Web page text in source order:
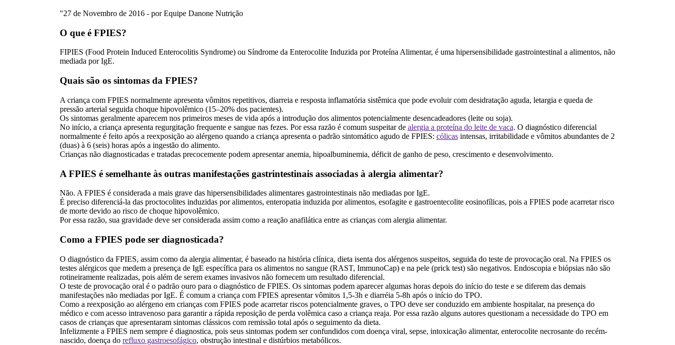
"27 de Novembro de 2016 - por Equipe Danone Nutrição
O que é FPIES?
FIPIES (Food Protein Induced Enterocolitis Syndrome) ou Síndrome da Enterocolite Induzida por Proteína Alimentar, é uma hipersensibilidade gastrointestinal a alimentos, não
mediada por IgE.
Quais são os sintomas da FPIES?
A criança com FPIES normalmente apresenta vômitos repetitivos, diarreia e resposta inflamatória sistêmica que pode evoluir com desidratação aguda, letargia e queda de
pressão arterial seguida choque hipovolêmico (15–20% dos pacientes).
Os sintomas geralmente aparecem nos primeiros meses de vida após a introdução dos alimentos potencialmente desencadeadores (leite ou soja).
No início, a criança apresenta regurgitação frequente e sangue nas fezes. Por essa razão é comum suspeitar de alergia a proteína do leite de vaca. O diagnóstico diferencial
normalmente é feito após a reexposição ao alérgeno quando a criança apresenta o padrão sintomático agudo de FPIES: cólicasintensas, irritabilidade e vômitos abundantes de 2
(duas) à 6 (seis) horas após a ingestão do alimento.
Crianças não diagnosticadas e tratadas precocemente podem apresentar anemia, hipoalbuminemia, déficit de ganho de peso, crescimento e desenvolvimento.
A FPIES é semelhante às outras manifestações gastrintestinais associadas à alergia alimentar?
Não. A FPIES é considerada a mais grave das hipersensibilidades alimentares gastrointestinais não mediadas por IgE.
É preciso diferenciá-la das proctocolites induzidas por alimentos, enteropatia induzida por alimentos, esofagite e gastroentecolite eosinofílicas, pois a FPIES pode acarretar risco
de morte devido ao risco de choque hipovolêmico.
Por essa razão, sua gravidade deve ser considerada assim como a reação anafilática entre as crianças com alergia alimentar.
Como a FPIES pode ser diagnosticada?
O diagnóstico da FPIES, assim como da alergia alimentar, é baseado na história clínica, dieta isenta dos alérgenos suspeitos, seguida do teste de provocação oral. Na FPIES os
testes alérgicos que medem a presença de IgE específica para os alimentos no sangue (RAST, ImmunoCap) e na pele (prick test) são negativos. Endoscopia e biópsias não são
rotineiramente realizadas, pois além de serem exames invasivos não fornecem um resultado diferencial.
O teste de provocação oral é o padrão ouro para o diagnóstico de FPIES. Os sintomas podem aparecer algumas horas depois do início do teste e se diferem das demais
manifestações não mediadas por IgE. É comum a criança com FPIES apresentar vômitos 1,5-3h e diarréia 5-8h após o início do TPO.
Como a reexposição ao alérgeno em crianças com FPIES pode acarretar riscos potencialmente graves, o TPO deve ser conduzido em ambiente hospitalar, na presença do
médico e com acesso intravenoso para garantir a rápida reposição de perda volêmica caso a criança reaja. Por essa razão alguns autores questionam a necessidade do TPO em
casos de crianças que apresentaram sintomas clássicos com remissão total após o seguimento da dieta.
Infelizmente a FPIES nem sempre é diagnostica, pois seus sintomas podem ser confundidos com doença viral, sepse, intoxicação alimentar, enterocolite necrosante do recém-
nascido, doença do refluxo gastroesofágico, obstrução intestinal e distúrbios metabólicos.